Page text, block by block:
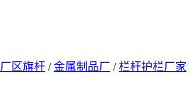
厂区旗杆 /金属制品厂 /栏杆护栏厂家